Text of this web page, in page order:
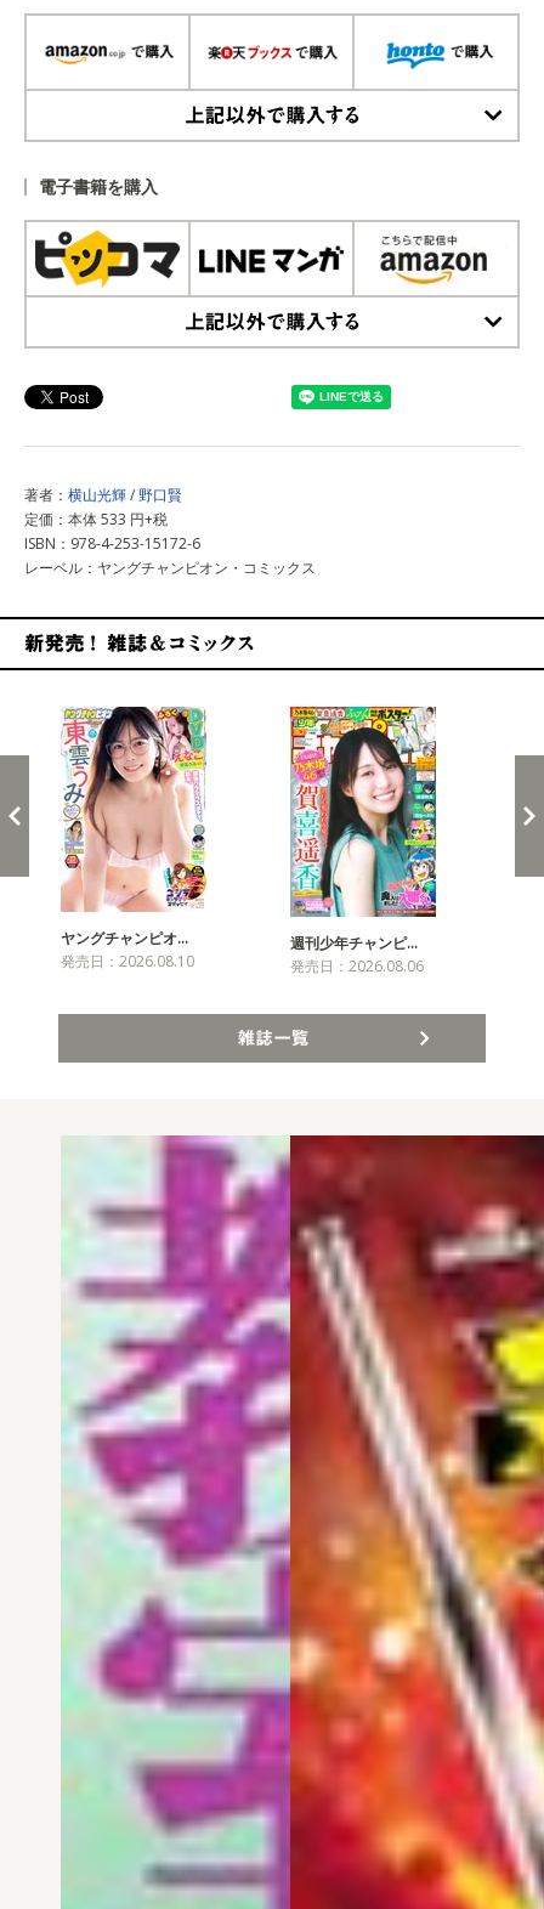
電子書籍を購入
著者： 横山光輝/野口賢
定価：本体 533 円+税
ISBN：978-4-253-15172-6
レーベル：ヤングチャンピオン・コミックス
ヤングチャンピオ…
発売日：2026.08.10
週刊少年チャンピ…
発売日：2026.08.06